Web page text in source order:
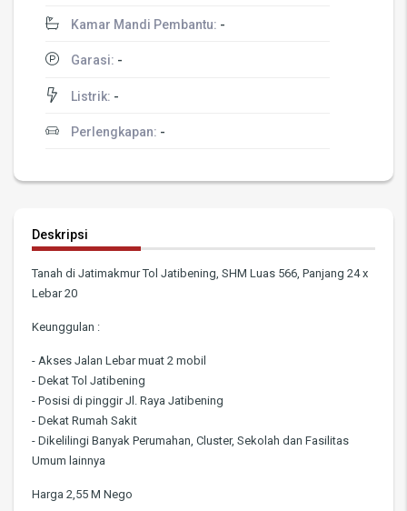
Kamar Mandi Pembantu: -
Garasi: -
Listrik: -
Perlengkapan: -
Deskripsi
Tanah di Jatimakmur Tol Jatibening, SHM Luas 566, Panjang 24 x
Lebar 20
Keunggulan :
- Akses Jalan Lebar muat 2 mobil
- Dekat Tol Jatibening
- Posisi di pinggir Jl. Raya Jatibening
- Dekat Rumah Sakit
- Dikelilingi Banyak Perumahan, Cluster, Sekolah dan Fasilitas
Umum lainnya
Harga 2,55 M Nego